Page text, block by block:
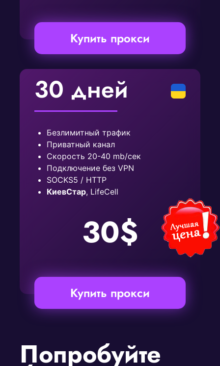
Купить прокси
30 дней
Безлимитный трафик
Приватный канал
Скорость 20-40 mb/сек
Подключение без VPN
SOCKS5 / HTTP
КиевСтар, LifeCell
30$
Купить прокси
Попробуйте